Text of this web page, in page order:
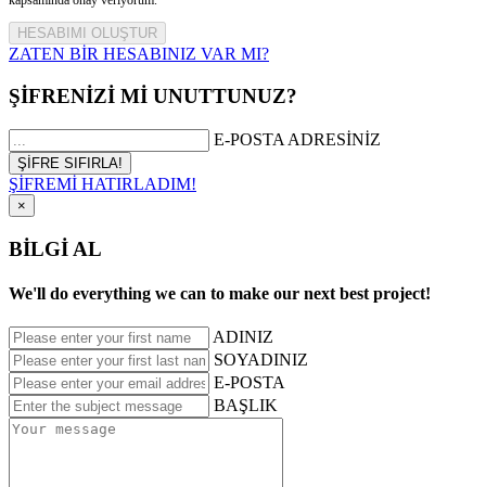
ZATEN BİR HESABINIZ VAR MI?
ŞİFRENİZİ Mİ UNUTTUNUZ?
E-POSTA ADRESİNİZ
ŞİFREMİ HATIRLADIM!
×
BİLGİ AL
We'll do everything we can to make our next best project!
ADINIZ
SOYADINIZ
E-POSTA
BAŞLIK